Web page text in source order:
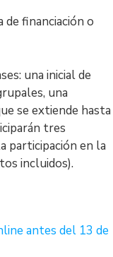
de financiación o
una inicial de
una
se extiende hasta
tres
participación en la
incluidos).
antes del 13 de